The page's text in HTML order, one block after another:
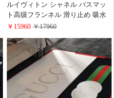
ルイヴィトン シャネル バスマッ
ト高级フランネル 滑り止め 吸水
スポンジ LV CHANELロゴ フタカ
ット ふわふわ 洗濯機洗い可能 ブ
ランド 浴室マット トイレ用品 洗
浄暖房 おしゃれ通販
￥15960￥17960